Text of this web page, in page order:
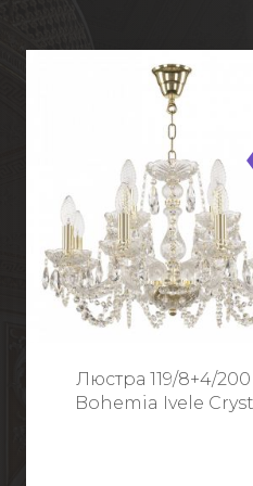
Люстра 119/8+4/200
Bohemia Ivele
119/8+4/200 G
Тип: Стеклянный рожок
Цвет арматуры:
Кол-во ламп:
Диаметр: 58